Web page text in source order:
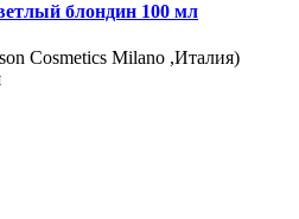
блондин 100 мл
Cosmetics Milano ,Италия)